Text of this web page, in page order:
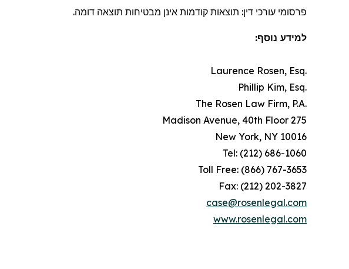
פרסומי עורכי דין: תוצאות קודמות אינן מבטיחות תוצאה דומה.
למידע נוסף:
.Laurence Rosen, Esq
.Phillip Kim, Esq
.The Rosen Law Firm, P.A
275 Madison Avenue, 40th Floor
New York, NY 10016
Tel: (212) 686-1060
Toll Free: (866) 767-3653
Fax: (212) 202-3827
case@rosenlegal.com
www.rosenlegal.com